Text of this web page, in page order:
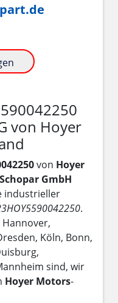
von Hoyer
von Hoyer
Schopar GmbH
industrieller
.
Köln, Bonn,
sind, wir
Hoyer Motors-